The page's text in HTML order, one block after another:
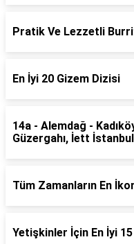
Pratik Ve Lezzetli
En İyi 20 Gizem Dizisi
14a - Alemdağ -
Güzergahı, İett
Tüm Zamanların En
Yetişkinler İçin En İyi